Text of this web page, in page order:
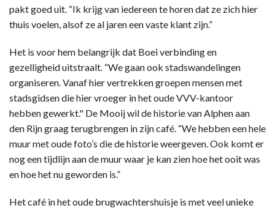
pakt goed uit. “Ik krijg van iedereen te horen dat ze zich hier
thuis voelen, alsof ze al jaren een vaste klant zijn.”
Het is voor hem belangrijk dat Boei verbinding en
gezelligheid uitstraalt. “We gaan ook stadswandelingen
organiseren. Vanaf hier vertrekken groepen mensen met
stadsgidsen die hier vroeger in het oude VVV-kantoor
hebben gewerkt." De Mooij wil de historie van Alphen aan
den Rijn graag terugbrengen in zijn café. “We hebben een hele
muur met oude foto’s die de historie weergeven. Ook komt er
nog een tijdlijn aan de muur waar je kan zien hoe het ooit was
en hoe het nu geworden is.”
Het café in het oude brugwachtershuisje is met veel unieke